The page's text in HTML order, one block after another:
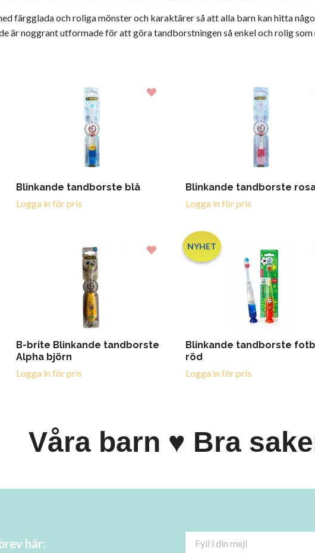
färgglada och roliga mönster och karaktärerså att alla barn kan hitta
är noggrant utformade för att göra tandborstningen så enkel och rolig
Blinkande tandborste blå
Logga in för pris
Blinkande tandborste
Logga in för pris
B-brite Blinkande tandborste
Alpha björn
Logga in för pris
NYHET
Blinkande tandborste
röd
Logga in för pris
Våra barn ♥ Bra
här: